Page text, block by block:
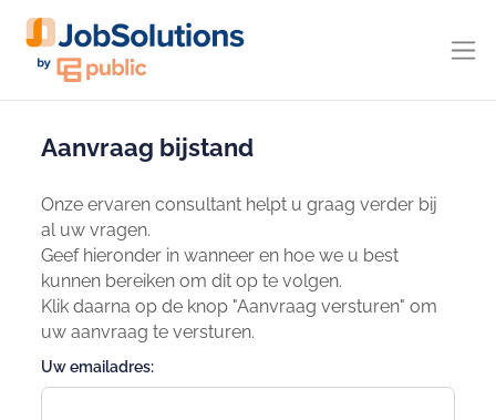
Aanvraag bijstand
Onze ervaren consultant helpt u graag verder bij
al uw vragen.
Geef hieronder in wanneer en hoe we u best
kunnen bereiken om dit op te volgen.
Klik daarna op de knop "Aanvraag versturen" om
uw aanvraag te versturen.
Uw emailadres: